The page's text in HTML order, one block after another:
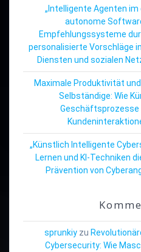
„Intelligente Agenten
autonome
Empfehlungssysteme
personalisierte Vorschläge
Diensten und sozialen
Maximale Produktivität
Selbständige: Wie
„Künstlich Intelligente
Lernen und KI-Techniken
Prävention von
sprunkiyzu
Cybersecurity: Wie